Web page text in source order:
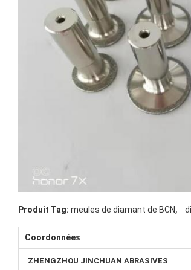
Produit Tag: meules de diamant de BCN,
Coordonnées
ZHENGZHOU JINCHUAN ABRASIVES